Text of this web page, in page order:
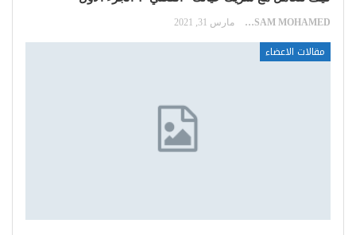
HOSSAM MOHAMED مارس 31, 2021
مقالات الاعضاء